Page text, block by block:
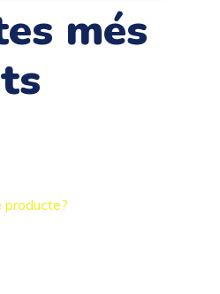
PDF 102% ...més
producte?